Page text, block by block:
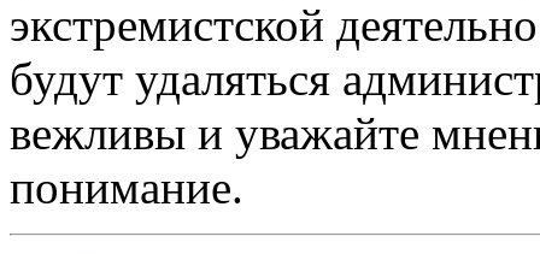
экстремистской
будут удаляться
вежливы и уважайте
понимание.